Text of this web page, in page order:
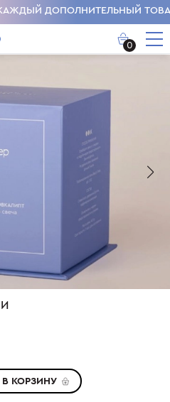
ТОВАР В КОРЗИНЕ
0
КОРЗИНУ